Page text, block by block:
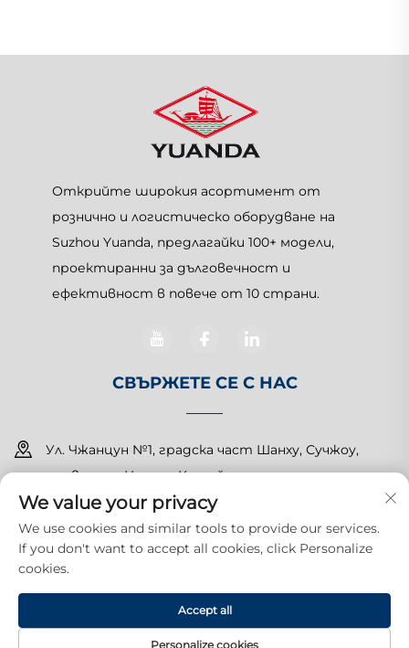
Открийте широкия асортимент от
рознично и логистическо оборудване на
Suzhou Yuanda, предлагайки 100+ модели,
проектиранни за дълговечност и
ефективност в повече от 10 страни.
СВЪРЖЕТЕ СЕ С НАС
Ул. Чжанцун №1, градска част Шанху, Сучжоу,
провинция Цзянсу, Китай
+86-15150179453
[email protected]
Автоматно право © 2026 Сучжоу Юанда Комършъл
Продъктс К., ООД. Всички права запазени. Политика за
We value your privacy
We use cookies and similar tools to provide our services.
If you don't want to accept all cookies, click Personalize
cookies.
Personalize cookies
Accept all